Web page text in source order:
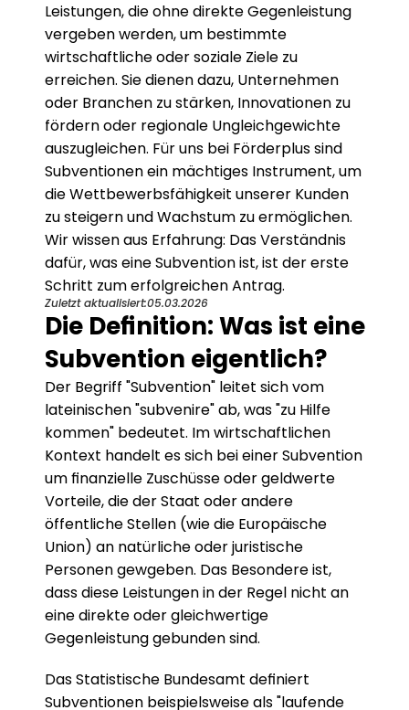
Leistungen, die ohne direkte Gegenleistung
vergeben werden, um bestimmte
wirtschaftliche oder soziale Ziele zu
erreichen. Sie dienen dazu, Unternehmen
oder Branchen zu stärken, Innovationen zu
fördern oder regionale Ungleichgewichte
auszugleichen. Für uns bei Förderplus sind
Subventionen ein mächtiges Instrument, um
die Wettbewerbsfähigkeit unserer Kunden
zu steigern und Wachstum zu ermöglichen.
Wir wissen aus Erfahrung: Das Verständnis
dafür, was eine Subvention ist, ist der erste
Schritt zum erfolgreichen Antrag.
Zuletzt aktualisiert:05.03.2026
Die Definition: Was ist eine
Subvention eigentlich?
Der Begriff "Subvention" leitet sich vom
lateinischen "subvenire" ab, was "zu Hilfe
kommen" bedeutet. Im wirtschaftlichen
Kontext handelt es sich bei einer Subvention
um finanzielle Zuschüsse oder geldwerte
Vorteile, die der Staat oder andere
öffentliche Stellen (wie die Europäische
Union) an natürliche oder juristische
Personen gewgeben. Das Besondere ist,
dass diese Leistungen in der Regel nicht an
eine direkte oder gleichwertige
Gegenleistung gebunden sind.
Das Statistische Bundesamt definiert
Subventionen beispielsweise als "laufende